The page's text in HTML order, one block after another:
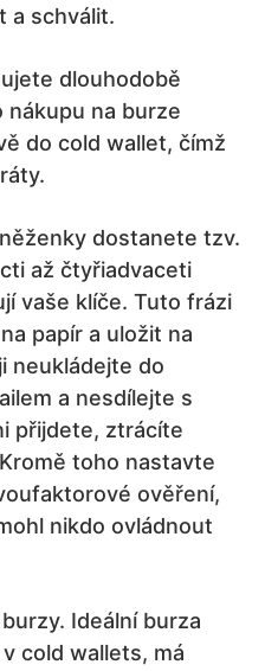
a schválit.
dlouhodobě
na burze
do cold wallet, čímž
dostanete tzv.
až čtyřiadvaceti
vaše klíče. Tuto frázi
papír a uložit na
neukládejte do
a nesdílejte s
přijdete, ztrácíte
toho nastavte
ověření,
nikdo ovládnout
Ideální burza
cold wallets, má